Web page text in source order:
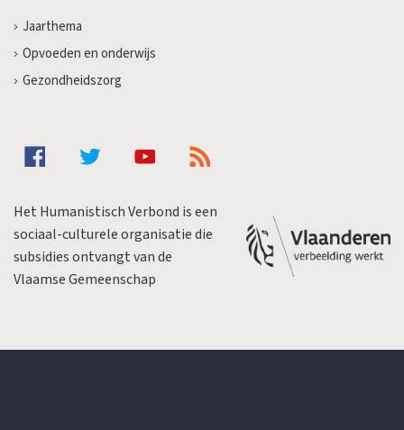
Jaarthema
Opvoeden en onderwijs
Gezondheidszorg
Het Humanistisch Verbond is een
sociaal-culturele organisatie die
subsidies ontvangt van de
Vlaamse Gemeenschap